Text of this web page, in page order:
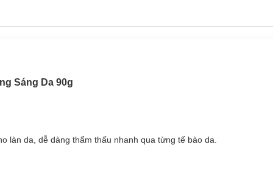
điểm.
Sáng Da 90g
làn da, dễ dàng thẩm thấu nhanh qua từng tế bào da.